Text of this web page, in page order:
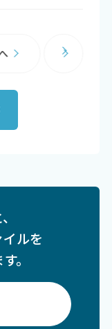
ルを
。